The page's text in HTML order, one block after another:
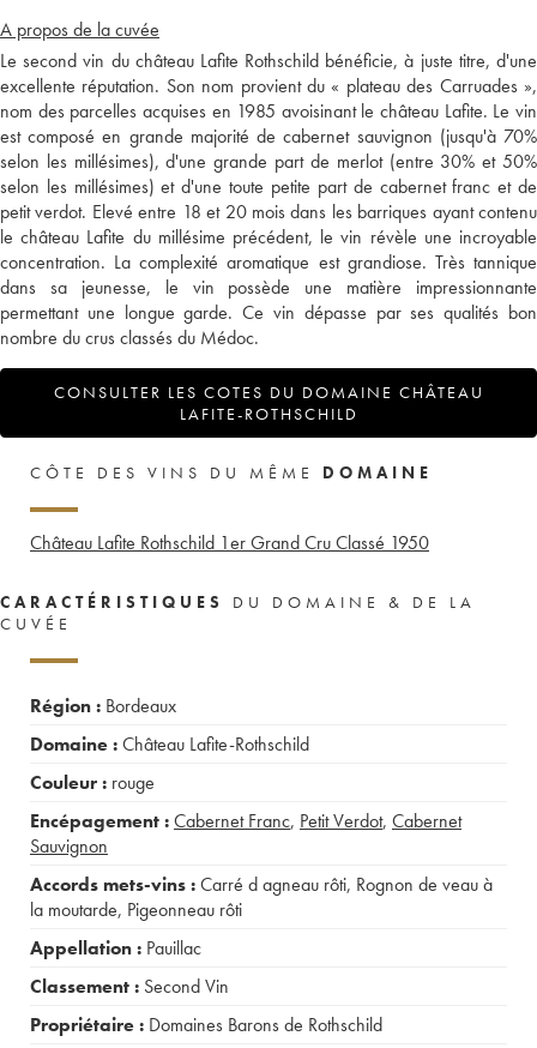
A propos de la cuvée
Le second vin du château Lafite Rothschild bénéficie, à juste titre, d'une
excellente réputation. Son nom provient du « plateau des Carruades »,
nom des parcelles acquises en 1985 avoisinant le château Lafite. Le vin
est composé en grande majorité de cabernet sauvignon (jusqu'à 70%
selon les millésimes), d'une grande part de merlot (entre 30% et 50%
selon les millésimes) et d'une toute petite part de cabernet franc et de
petit verdot. Elevé entre 18 et 20 mois dans les barriques ayant contenu
le château Lafite du millésime précédent, le vin révèle une incroyable
concentration. La complexité aromatique est grandiose. Très tannique
dans sa jeunesse, le vin possède une matière impressionnante
permettant une longue garde. Ce vin dépasse par ses qualités bon
nombre du crus classés du Médoc.
CONSULTER LES COTES DU DOMAINE CHÂTEAU
LAFITE-ROTHSCHILD
CÔTE DES VINS DU MÊME DOMAINE
Château Lafite Rothschild 1er Grand Cru Classé 1950
CARACTÉRISTIQUES
DU DOMAINE & DE LA
CUVÉE
Région : Bordeaux
Domaine :Château Lafite-Rothschild
Couleur : rouge
Encépagement :Cabernet Franc, Petit Verdot, Cabernet
Sauvignon
Accords mets-vins :Carré d agneau rôti, Rognon de veau à
la moutarde, Pigeonneau rôti
Appellation : Pauillac
Classement : Second Vin
Propriétaire : Domaines Barons de Rothschild